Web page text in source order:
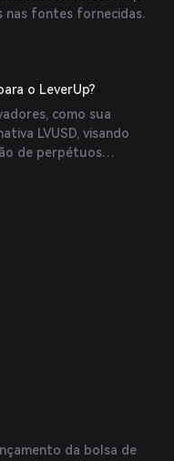
nas fontes fornecidas.
o LeverUp?
como sua
LVUSD, visando
de perpétuos
da bolsa de